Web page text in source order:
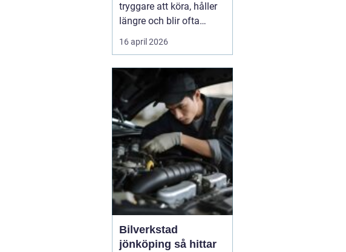
tryggare att köra, håller
längre och blir ofta
billigare i längden. För
många bilägare i
service inte bara om att
följa serviceboken, utan
om att kunna lita på
bilen varje dag oavsett
om den rullar till jobbet,
...
16 april 2026
Bilverkstad
jönköping så hittar